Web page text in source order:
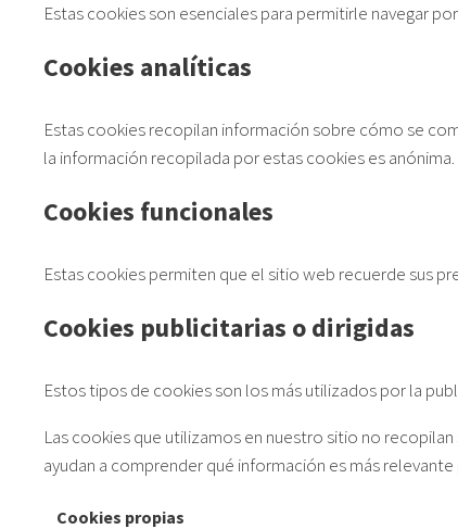
Estas cookies son esenciales para permitirle navegar
Cookies analíticas
Estas cookies recopilan información sobre cómo se
la información recopilada por estas cookies es anónima.
Cookies funcionales
Estas cookies permiten que el sitio web recuerde sus
Cookies publicitarias o dirigidas
Estos tipos de cookies son los más utilizados por la
Las cookies que utilizamos en nuestro sitio no
ayudan a comprender qué información es más
Cookies propias